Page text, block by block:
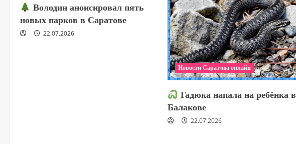
Володин анонсировал пять
новых парков в Саратове
22.07.2026
Новости Саратова онлайн
Гадюка напала на ребёнка в
Балакове
22.07.2026